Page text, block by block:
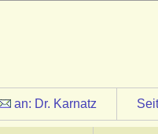
an: Dr. Karnatz